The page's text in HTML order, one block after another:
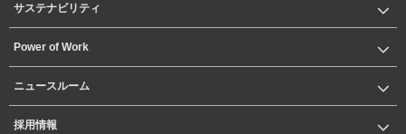
サステナビリティ
Power of Work
ニュースルーム
採用情報